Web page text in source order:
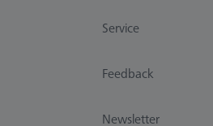
Service
Feedback
Newsletter